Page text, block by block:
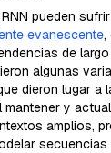
pueden
evanescente,
de
algunas
dieron lugar a
mantener y
amplios,
secuencias